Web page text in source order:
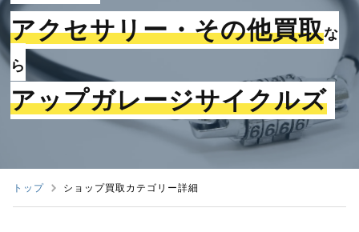
アクセサリー・その他買取な
ら
アップガレージサイクルズ
トップ ショップ買取カテゴリー詳細